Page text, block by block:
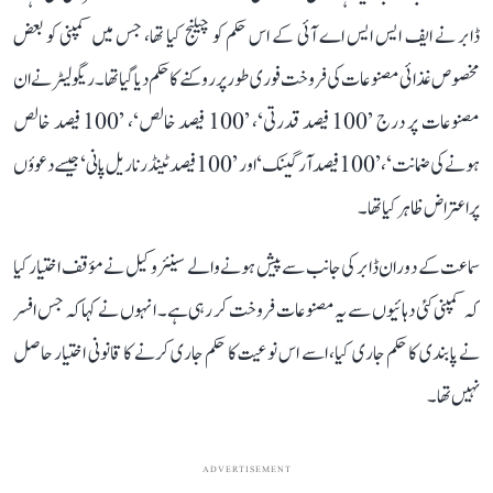
ڈابر نے ایف ایس ایس اے آئی کے اس حکم کو چیلنج کیا تھا، جس میں کمپنی کو بعض
مخصوص غذائی مصنوعات کی فروخت فوری طور پر روکنے کا حکم دیا گیا تھا۔ ریگولیٹر نے ان
مصنوعات پر درج ’100 فیصد قدرتی‘، ’100 فیصد خالص‘، ’100 فیصد خالص
ہونے کی ضمانت‘، ’100 فیصد آرگینک‘ اور ’100 فیصد ٹینڈر ناریل پانی‘ جیسے دعوؤں
پر اعتراض ظاہر کیا تھا۔
سماعت کے دوران ڈابر کی جانب سے پیش ہونے والے سینئر وکیل نے مؤقف اختیار کیا
کہ کمپنی کئی دہائیوں سے یہ مصنوعات فروخت کر رہی ہے۔ انہوں نے کہا کہ جس افسر
نے پابندی کا حکم جاری کیا، اسے اس نوعیت کا حکم جاری کرنے کا قانونی اختیار حاصل
نہیں تھا۔
ADVERTISEMENT